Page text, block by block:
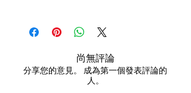
合 - 面部和發膜。
為避免中和泥(粘土)的某些特性，
請使用陶瓷、木製或塑料碗而不是
金屬碗製作臉膜。
100% 天然來源。 Cosmos Natural 根
Greenlife 認證，網址為
http://cosmos.ecocert.com
尚無評論
分享您的意見。 成為第一個發表評論的
人。